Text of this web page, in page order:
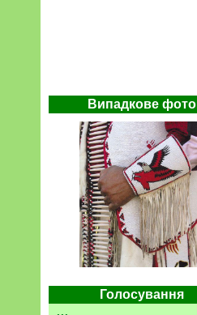
Випадкове фото
Голосування